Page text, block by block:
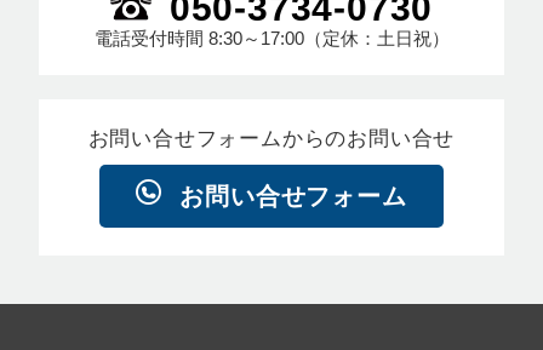
050-3734-0730
電話受付時間 8:30～17:00（定休：土日祝）
お問い合せフォームからのお問い合せ
お問い合せフォーム